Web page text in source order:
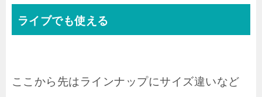
ライブでも使える
ここから先はラインナップにサイズ違いなど